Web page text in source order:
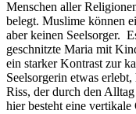
Menschen aller
belegt. Muslime können
aber keinen Seelsorger.
geschnitzte Maria mit
ein starker Kontrast zur
Seelsorgerin etwas
Riss, der durch den
hier besteht eine